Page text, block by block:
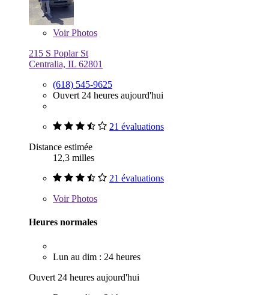
VoirPhotos
215 S Poplar St
Centralia, IL 62801
(618) 545-9625
Ouvert 24 heures aujourd'hui
21 évaluations
Distance estimée
12,3 milles
21 évaluations
VoirPhotos
Heures normales
Lun au dim : 24 heures
Ouvert 24 heures aujourd'hui